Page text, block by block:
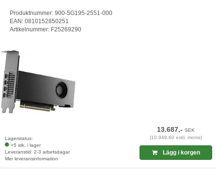
Produktnummer: 900-5G195-2551-000
EAN: 0810152850251
Artikelnummer: F25269290
Lagerstatus:
+5 stk. i lager
Leveranstid: 2-3 arbetsdagar
Mer leveransinformation
13.687,-SEK
(10.949,60 exkl. moms)
Lägg i korgen